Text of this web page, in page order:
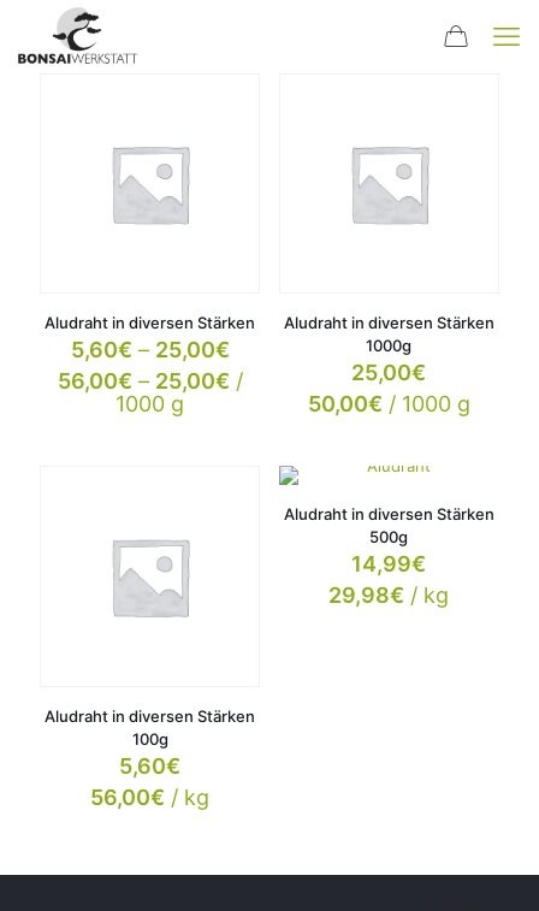
Aludraht in diversen Stärken
5,60€ – 25,00€
56,00€ – 25,00€ /
1000 g
Aludraht in diversen Stärken
1000g
25,00€
50,00€ / 1000 g
Aludraht in diversen Stärken
100g
5,60€
56,00€ / kg
Aludraht in diversen Stärken
500g
14,99€
29,98€ / kg